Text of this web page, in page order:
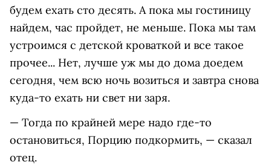
будем ехать сто десять. А пока мы гостиницу
найдем, час пройдет, не меньше. Пока мы там
устроимся с детской кроваткой и все такое
прочее... Нет, лучше уж мы до дома доедем
сегодня, чем всю ночь возиться и завтра снова
куда-то ехать ни свет ни заря.
— Тогда по крайней мере надо где-то
остановиться, Порцию подкормить, — сказал
отец.